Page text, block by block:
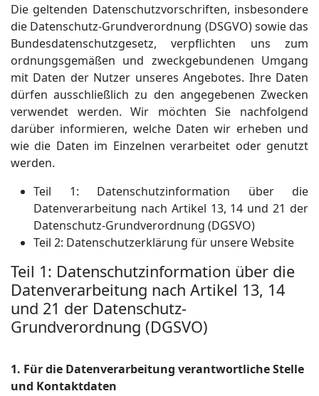
Die geltenden Datenschutzvorschriften, insbesondere
die Datenschutz-Grundverordnung (DSGVO) sowie das
Bundesdatenschutzgesetz, verpflichten uns zum
ordnungsgemäßen und zweckgebundenen Umgang
mit Daten der Nutzer unseres Angebotes. Ihre Daten
dürfen ausschließlich zu den angegebenen Zwecken
verwendet werden. Wir möchten Sie nachfolgend
darüber informieren, welche Daten wir erheben und
wie die Daten im Einzelnen verarbeitet oder genutzt
werden.
Teil
1: Datenschutzinformation über die
Datenverarbeitung nach Artikel 13, 14 und 21 der
Datenschutz-Grundverordnung (DGSVO)
Teil 2: Datenschutzerklärung für unsere Website
Teil 1: Datenschutzinformation über die
Datenverarbeitung nach Artikel 13, 14
und 21 der Datenschutz-
Grundverordnung (DGSVO)
1. Für die Datenverarbeitung verantwortliche Stelle
und Kontaktdaten